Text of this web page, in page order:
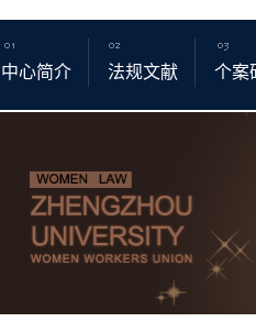
中心简介 法规文献 个案